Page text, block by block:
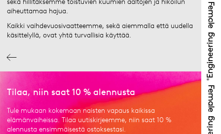
sekä hillitäksemme toistuvien kuumien aaltojen ja hikoilun
aiheuttamaa hajua.
Kaikki vaihdevuosivaatteemme, sekä aiemmalla että uudella
käsittelyllä, ovat yhtä turvallisia käyttää.
Tilaa, niin saat 10 % alennusta
Tule mukaan kokemaan naisten vapaus kaikissa
elämänvaiheissa. Tilaa uutiskirjeemme, niin saat 10 %
alennusta ensimmäisestä ostoksestasi.